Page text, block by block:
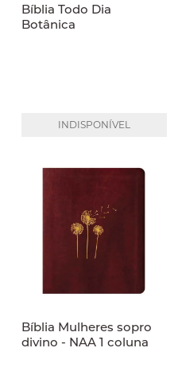
Bíblia Todo Dia
Botânica
INDISPONÍVEL
Bíblia Mulheres sopro
divino - NAA 1 coluna